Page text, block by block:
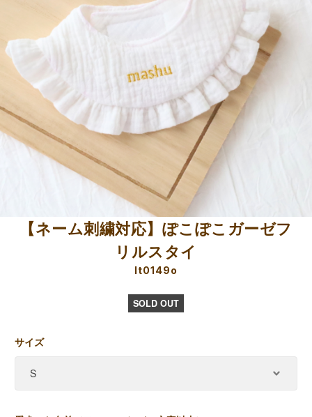
【ネーム刺繍対応】ぽこぽこガーゼフ
リルスタイ
lt0149o
SOLD OUT
サイズ